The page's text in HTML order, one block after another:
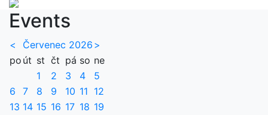
Events
< Červenec 2026 >
po út st čt pá so ne
1
2 3 4
5
6
7 8 9 10 11 12
13 14 15 16 17 18 19